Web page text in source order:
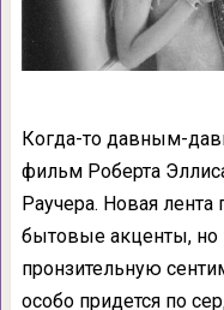
Когда-то давным-
фильм Роберта
Раучера. Новая
бытовые акценты, но
пронзительную
особо придется по